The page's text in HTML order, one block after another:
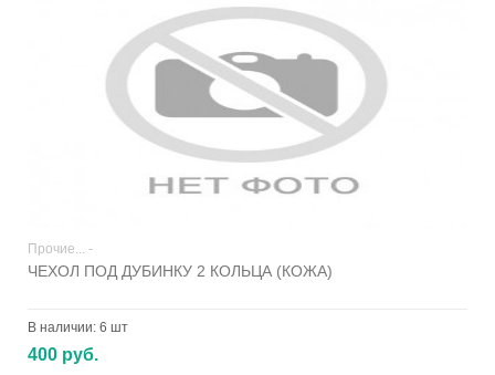
Прочие... -
ЧЕХОЛ ПОД ДУБИНКУ 2 КОЛЬЦА (КОЖА)
В наличии: 6 шт
400 руб.